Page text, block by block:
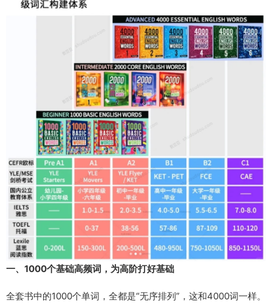
一、1000个基础高频词，为高阶打好基础
全套书中的1000个单词，全都是“无序排列”，这和4000词一样。